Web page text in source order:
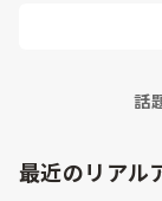
でも、せっ
事をしたい
て頂きました。
同じ仲間とし
話
最近のリアル